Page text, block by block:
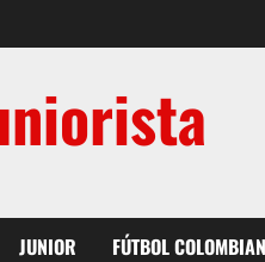
JUNIOR FÚTBOL